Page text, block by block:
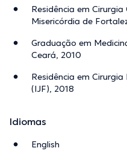
Residência em
Misericórdia de
Graduação em
Ceará, 2010
Residência em
(IJF), 2018
Idiomas
English